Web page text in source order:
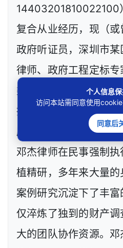
14403201810022100
复合从业经历，现（
政府听证员，深圳市
律师、政府工程定标
类采购评审专家，网
执业于北京市炜衡（
所执业证号：
邓杰律师在民事强制
植精研，多年来大量
案例研究沉淀下了丰
仅淬炼了独到的财产
大的团队协作资源。
个人信息
访问本站需同意使用cookie
同意后